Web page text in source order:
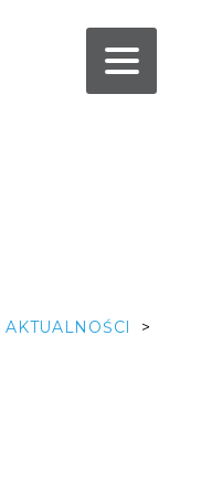
AKTUALNOŚCI
>